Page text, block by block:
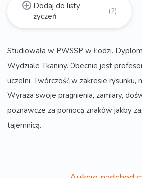
Dodaj do listy
życzeń
(2)
Studiowała w PWSSP w Łodzi.
Wydziale Tkaniny. Obecnie jest
uczelni. Twórczość w zakresie rysunku,
Wyraża swoje pragnienia, zamiary,
poznawcze za pomocą znaków jakby
tajemnicą.